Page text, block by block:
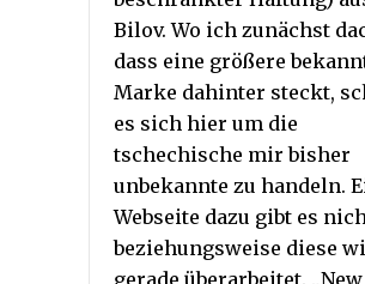
Bilov. Wo ich zunächst
dass eine größere
Marke dahinter steckt,
es sich hier um die
tschechische mir bisher
unbekannte zu handeln.
Webseite dazu gibt es
beziehungsweise diese